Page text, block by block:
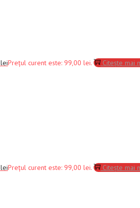
leiPrețul curent este: 99,00 lei.
Citește mai
leiPrețul curent este: 99,00 lei.
Citește mai